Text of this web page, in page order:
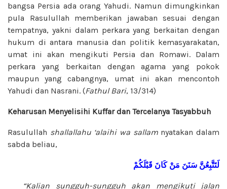
bangsa Persia ada orang Yahudi. Namun dimungkinkan
pula Rasulullah memberikan jawaban sesuai dengan
tempatnya, yakni dalam perkara yang berkaitan dengan
hukum di antara manusia dan politik kemasyarakatan,
umat ini akan mengikuti Persia dan Romawi. Dalam
perkara yang berkaitan dengan agama yang pokok
maupun yang cabangnya, umat ini akan mencontoh
Yahudi dan Nasrani. (Fathul Bari, 13/314)
Keharusan Menyelisihi Kuffar dan Tercelanya Tasyabbuh
Rasulullah shallallahu ‘alaihi wa sallamnyatakan dalam
sabda beliau,
لَتَتَّبِعُنَّ سَنَنَ مَنْ كَانَ قَبْلَكُمْ
“Kalian sungguh-sungguh akan mengikuti jalan